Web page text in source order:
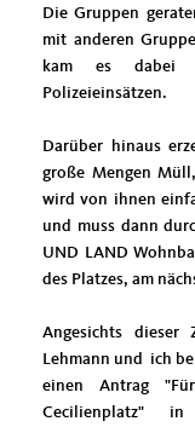
Die Gruppen
mit anderen
kam es dabei
Polizeieinsätzen.
Darüber hinaus
große Mengen
wird von ihnen
und muss dann
UND LAND
des Platzes, am
Angesichts dieser
Lehmann und ich
einen Antrag
Cecilienplatz" in